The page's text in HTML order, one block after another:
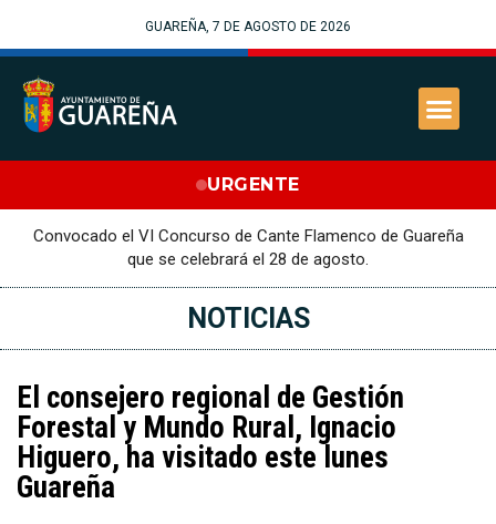
GUAREÑA, 7 DE AGOSTO DE 2026
URGENTE
Convocado el VI Concurso de Cante Flamenco de Guareña
que se celebrará el 28 de agosto.
NOTICIAS
El consejero regional de Gestión
Forestal y Mundo Rural, Ignacio
Higuero, ha visitado este lunes
Guareña